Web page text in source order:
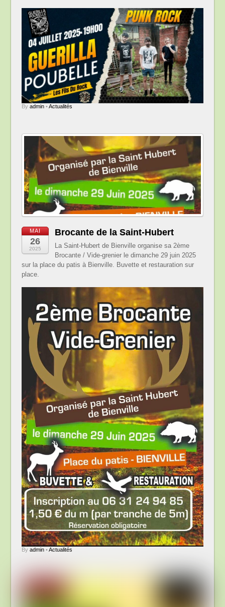
By admin• Actualités
MAI
26
2025
Brocante de la Saint-Hubert
La Saint-Hubert de Bienville organise sa 2ème
Brocante / Vide-grenier le dimanche 29 juin 2025
sur la place du patis à Bienville. Buvette et restauration sur
place.
By admin• Actualités